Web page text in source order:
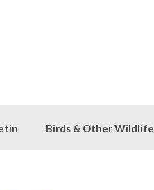
Birds & Other Wildlife